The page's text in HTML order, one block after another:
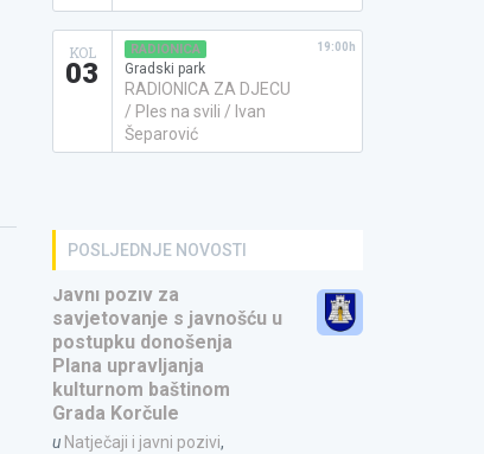
KOL
03
RADIONICA
Gradski park
RADIONICA ZA DJECU
/ Ples na svili / Ivan
Šeparović
19:00h
POSLJEDNJE NOVOSTI
Javni poziv za
savjetovanje s javnošću u
postupku donošenja
Plana upravljanja
kulturnom baštinom
Grada Korčule
u Natječaji i javni pozivi,